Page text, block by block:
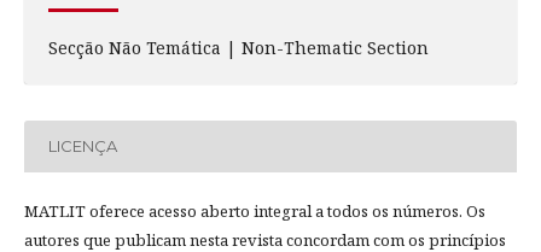
Secção Não Temática | Non-Thematic Section
LICENÇA
MATLIT oferece acesso aberto integral a todos os números. Os
autores que publicam nesta revista concordam com os princípios